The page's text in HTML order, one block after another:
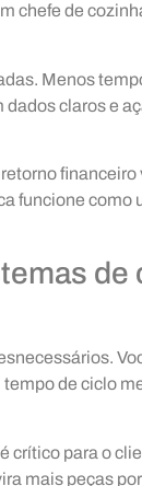
chefe de
Menos
claros e
funcione como
de
de ciclo
crítico para o
mais peças